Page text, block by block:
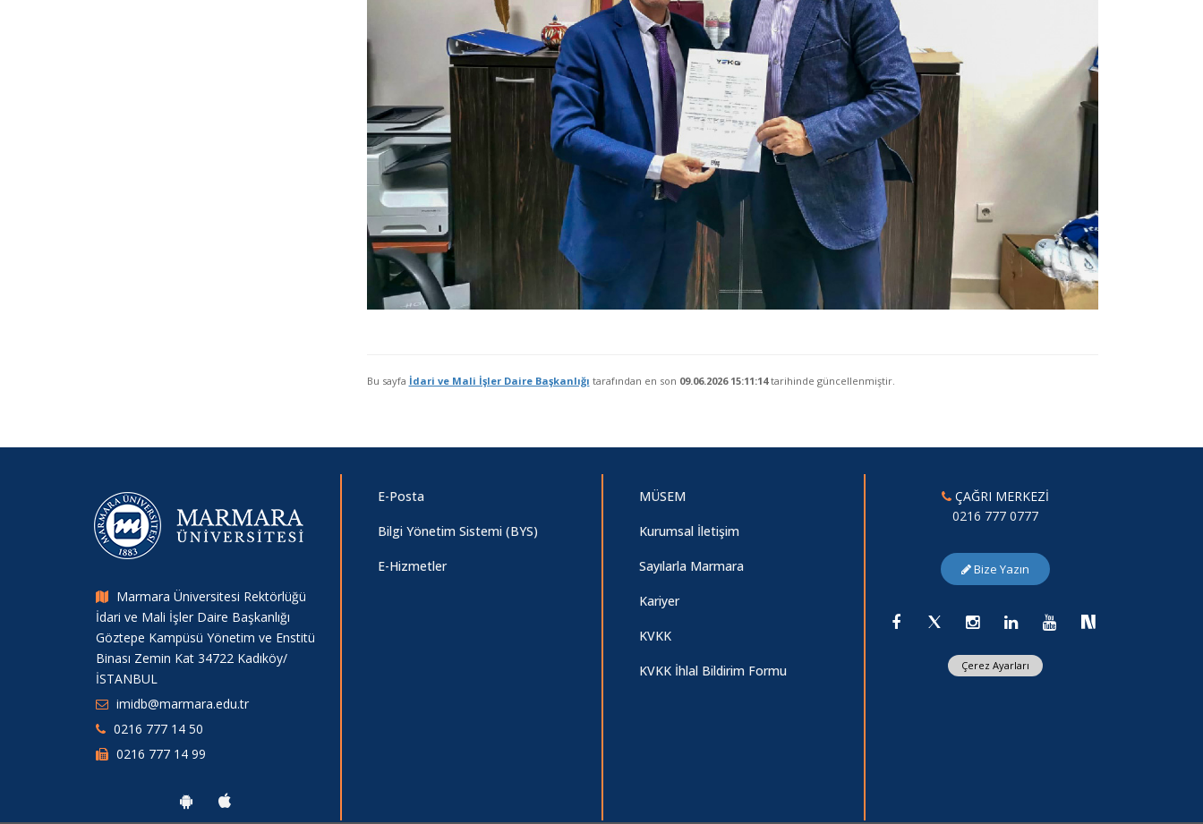
Bu sayfa İdari ve Mali İşler Daire Başkanlığı tarafından en son 09.06.2026 15:11:14tarihinde güncellenmiştir.
Marmara Üniversitesi Rektörlüğü
İdari ve Mali İşler Daire Başkanlığı
Göztepe Kampüsü Yönetim ve Enstitü
Binası Zemin Kat 34722 Kadıköy/
İSTANBUL
imidb@marmara.edu.tr
0216 777 14 50
0216 777 14 99
E-Posta
Bilgi Yönetim Sistemi (BYS)
E-Hizmetler
MÜSEM
Kurumsal İletişim
Sayılarla Marmara
Kariyer
KVKK
KVKK İhlal Bildirim Formu
ÇAĞRI MERKEZİ
0216 777 0777
Bize Yazın
Çerez Ayarları